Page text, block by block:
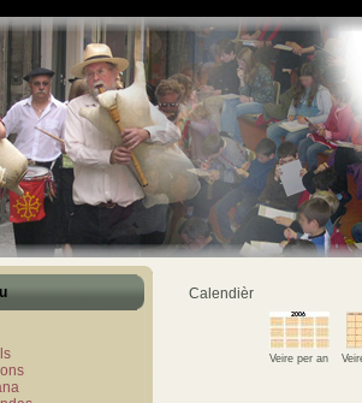
Calendièr
Veire per an